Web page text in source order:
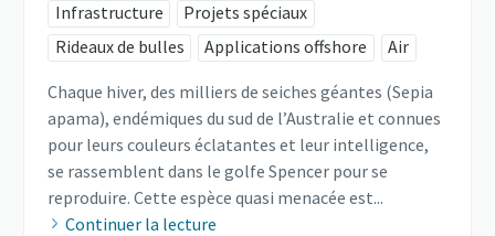
Infrastructure
Projets spéciaux
Rideaux de bulles
Applications offshore Air
Chaque hiver, des milliers de seiches géantes (Sepia
apama), endémiques du sud de l’Australie et connues
pour leurs couleurs éclatantes et leur intelligence,
se rassemblent dans le golfe Spencer pour se
reproduire. Cette espèce quasi menacée est...
Continuer la lecture